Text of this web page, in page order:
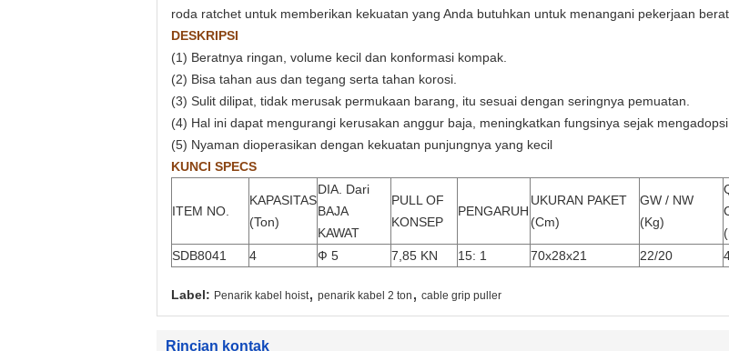
roda ratchet untuk memberikan kekuatan yang Anda butuhkan untuk menangani pekerjaan
DESKRIPSI
(1) Beratnya ringan, volume kecil dan konformasi kompak.
(2) Bisa tahan aus dan tegang serta tahan korosi.
(3) Sulit dilipat, tidak merusak permukaan barang, itu sesuai dengan seringnya pemuatan.
(4) Hal ini dapat mengurangi kerusakan anggur baja, meningkatkan fungsinya sejak
(5) Nyaman dioperasikan dengan kekuatan punjungnya yang kecil
KUNCI SPECS
ITEM NO.
KAPASITAS
(Ton)
DIA. Dari
BAJA
KAWAT
PULL OF
KONSEP
PENGARUH
UKURAN PAKET
(Cm)
GW / NW
(Kg)
SDB8041 4 Ф 5 7,85 KN 15: 1 70x28x21 22/20
Label: Penarik kabel hoist, penarik kabel 2 ton , cable grip puller
Rincian kontak